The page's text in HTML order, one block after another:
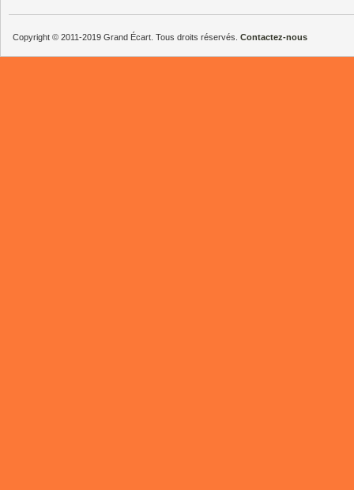
Copyright © 2011-2019 Grand Écart. Tous droits réservés. Contactez-nous